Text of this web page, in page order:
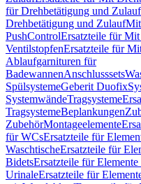
für Drehbetätigung und Zulauf
Drehbetätigung und Zulauf
PushControlErsatzteile für
VentilstopfenErsatzteile für
Ablaufgarnituren für
BadewannenAnschlusssets
SpülsystemeGeberit Duofix
SystemwändeTragsysteme
TragsystemeBeplankungen
ZubehörMontageelemente
für WCsErsatzteile für
WaschtischeErsatzteile für
BidetsErsatzteile für
UrinaleErsatzteile für